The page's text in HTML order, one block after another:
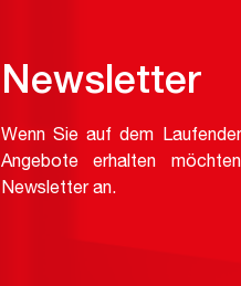
Newsletter
Wenn Sie auf dem
Angebote erhalten
Newsletter an.